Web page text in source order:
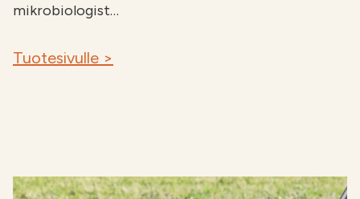
mikrobiologist…
Tuotesivulle >